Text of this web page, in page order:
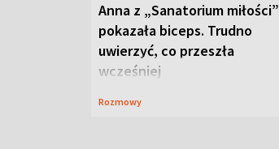
Anna z „Sanatorium miłości”
pokazała biceps. Trudno
uwierzyć, co przeszła
wcześniej
Rozmowy